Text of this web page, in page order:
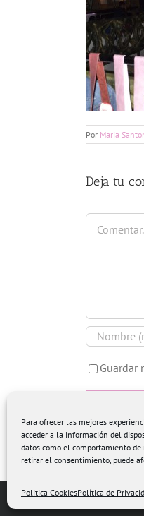
Para ofrecer las mejores
acceder a la información del
datos como el comportamiento
retirar el consentimiento, puede
Politica CookiesPolítica de
Por Maria
Deja tu
Comentar
Guardar